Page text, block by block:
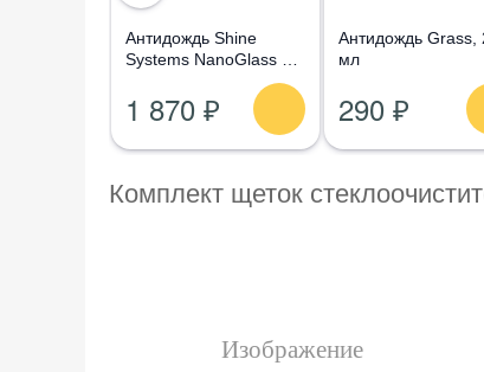
Aнтидождь Shine
Systems NanoGlass Kit
- Набор по уходу за
стеклом
1 870 ₽
Антидождь Grass,
мл
290 ₽
Комплект щеток